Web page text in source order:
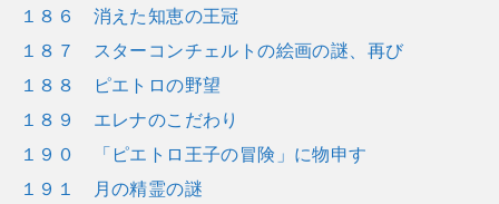
１８６ 消えた知恵の王冠
１８７ スターコンチェルトの絵画の謎、再び
１８８ ピエトロの野望
１８９ エレナのこだわり
１９０ 「ピエトロ王子の冒険」に物申す
１９１ 月の精霊の謎